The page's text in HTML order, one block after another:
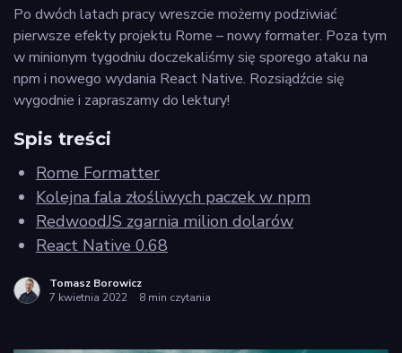
Autorzy
Odkryj
Vived
Privacy
policy
Po dwóch latach pracy wreszcie możemy podziwiać
pierwsze efekty projektu Rome – nowy formater. Poza tym
w minionym tygodniu doczekaliśmy się sporego ataku na
npm i nowego wydania React Native. Rozsiądźcie się
wygodnie i zapraszamy do lektury!
Spis treści
Rome Formatter
Kolejna fala złośliwych paczek w npm
RedwoodJS zgarnia milion dolarów
React Native 0.68
Tomasz Borowicz
7 kwietnia 2022
8 min czytania